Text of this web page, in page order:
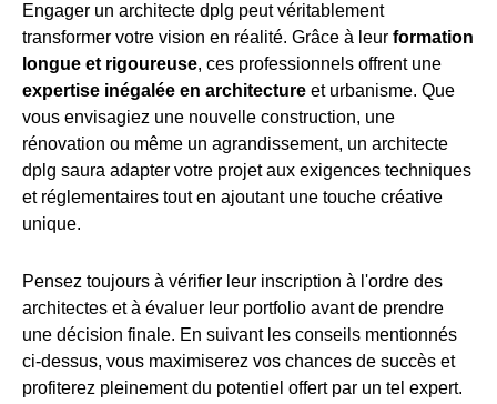
Engager un architecte dplg peut véritablement
transformer votre vision en réalité. Grâce à leur formation
longue et rigoureuse, ces professionnels offrent une
expertise inégalée en architecture et urbanisme. Que
vous envisagiez une nouvelle construction, une
rénovation ou même un agrandissement, un architecte
dplg saura adapter votre projet aux exigences techniques
et réglementaires tout en ajoutant une touche créative
unique.
Pensez toujours à vérifier leur inscription à l'ordre des
architectes et à évaluer leur portfolio avant de prendre
une décision finale. En suivant les conseils mentionnés
ci-dessus, vous maximiserez vos chances de succès et
profiterez pleinement du potentiel offert par un tel expert.